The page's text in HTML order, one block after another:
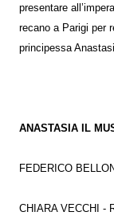
presentare
recano a Parigi per
principessa
ANASTASIA IL
FEDERICO
CHIARA VECCHI -